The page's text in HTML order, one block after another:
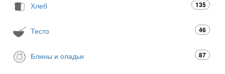
Хлеб 135
Тесто 46
Блины и оладьи 87